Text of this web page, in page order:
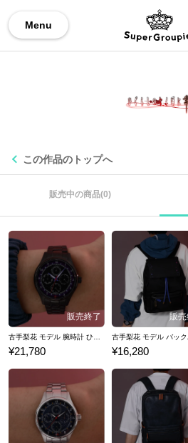
Menu
この作品のトップへ
販売中の商品(0)
¥21,780 ¥16,280